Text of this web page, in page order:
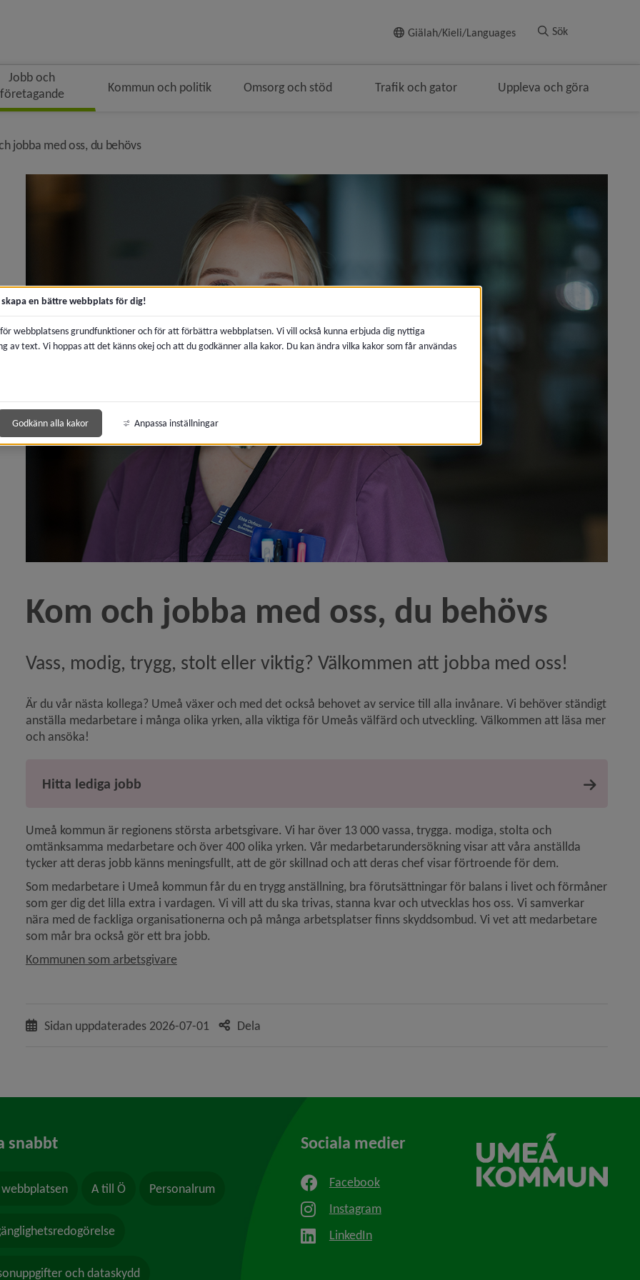
Giälah/Kieli/Languages Sök
Jobb och
företagande
Kommun och politik Omsorg och stöd Trafik och gator Uppleva och göra
jobba med oss, du behövsnivå i brödsmulenavigeringen
att jobba i kommunen?)
vård- och omsorgsyrken)
Kom och jobba med oss, du behövs)
viktigt sommarjobb.)
– drop in-mingel för dig som söker sommarjobb)
Trivsel och tillit präglar medarbetarenkäten i Umeå kommun)
satsar på att utbilda förskolans personal)
– en nyckelspelare under skoldagen)
och nyfiken på Umeå kommun?)
att växa som person”)
Kom och jobba med oss, du behövs
Vass, modig, trygg, stolt eller viktig? Välkommen att jobba med oss!
Är du vår nästa kollega? Umeå växer och med det också behovet av service till alla invånare. Vi behöver ständigt
anställa medarbetare i många olika yrken, alla viktiga för Umeås välfärd och utveckling. Välkommen att läsa mer
och ansöka!
Hitta lediga jobb
Umeå kommun är regionens största arbetsgivare. Vi har över 13 000 vassa, trygga. modiga, stolta och
omtänksamma medarbetare och över 400 olika yrken. Vår medarbetarundersökning visar att våra anställda
tycker att deras jobb känns meningsfullt, att de gör skillnad och att deras chef visar förtroende för dem.
Som medarbetare i Umeå kommun får du en trygg anställning, bra förutsättningar för balans i livet och förmåner
som ger dig det lilla extra i vardagen. Vi vill att du ska trivas, stanna kvar och utvecklas hos oss. Vi samverkar
nära med de fackliga organisationerna och på många arbetsplatser finns skyddsombud. Vi vet att medarbetare
som mår bra också gör ett bra jobb.
Kommunen som arbetsgivare
Sidan uppdaterades 2026-07-01 Dela
fönster.
snabbt
A till Ö Personalrum
och dataskydd
Sociala medier
Facebook
Instagram
LinkedIn
en bättre webbplats för dig!
för webbplatsens grundfunktioner och för att förbättra webbplatsen. Vi vill också kunna erbjuda dig nyttiga
av text. Vi hoppas att det känns okej och att du godkänner alla kakor. Du kan ändra vilka kakor som får användas
Godkänn alla kakor Anpassa inställningar